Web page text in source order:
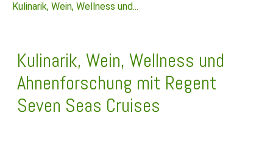
Kulinarik, Wein, Wellness und...
Kulinarik, Wein, Wellness und
Ahnenforschung mit Regent
Seven Seas Cruises